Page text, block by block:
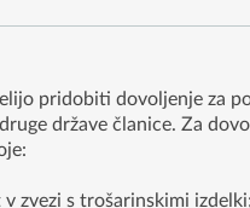
pridobiti dovoljenje za
države članice. Za
zvezi s trošarinskimi izdelki;